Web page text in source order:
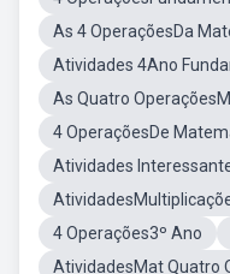
As 4 OperaçõesDa
Atividades 4Ano
As Quatro
4 OperaçõesDe
Atividades
4 Operações3º Ano
AtividadesMat Quatro